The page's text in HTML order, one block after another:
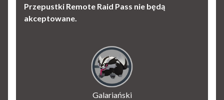
Przepustki Remote Raid Pass nie będą
akceptowane.
Galariański